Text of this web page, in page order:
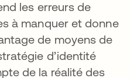
les erreurs de
à manquer et donne
de moyens de
d’identité
de la réalité des